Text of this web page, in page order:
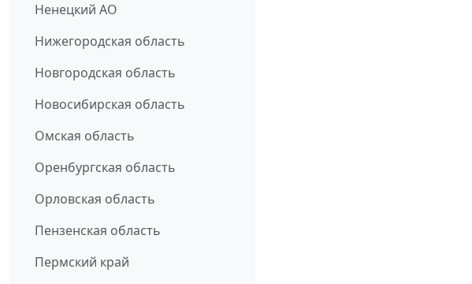
Ненецкий АО
Нижегородская область
Новгородская область
Новосибирская область
Омская область
Оренбургская область
Орловская область
Пензенская область
Пермский край